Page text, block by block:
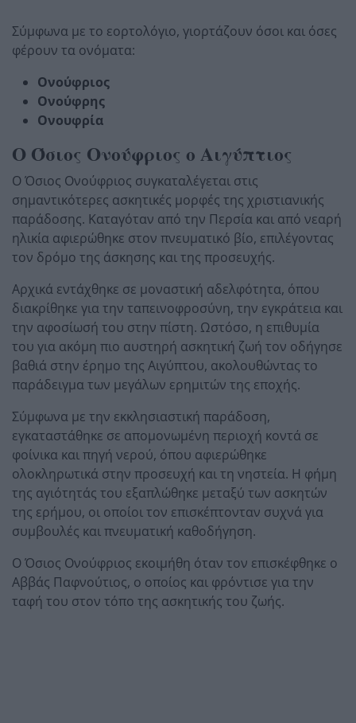
Σύμφωνα με το εορτολόγιο, γιορτάζουν όσοι και όσες
φέρουν τα ονόματα:
Ονούφριος
Ονούφρης
Ονουφρία
Ο Όσιος Ονούφριος ο Αιγύπτιος
Ο Όσιος Ονούφριος συγκαταλέγεται στις
σημαντικότερες ασκητικές μορφές της χριστιανικής
παράδοσης. Καταγόταν από την Περσία και από νεαρή
ηλικία αφιερώθηκε στον πνευματικό βίο, επιλέγοντας
τον δρόμο της άσκησης και της προσευχής.
Αρχικά εντάχθηκε σε μοναστική αδελφότητα, όπου
διακρίθηκε για την ταπεινοφροσύνη, την εγκράτεια και
την αφοσίωσή του στην πίστη. Ωστόσο, η επιθυμία
του για ακόμη πιο αυστηρή ασκητική ζωή τον οδήγησε
βαθιά στην έρημο της Αιγύπτου, ακολουθώντας το
παράδειγμα των μεγάλων ερημιτών της εποχής.
Σύμφωνα με την εκκλησιαστική παράδοση,
εγκαταστάθηκε σε απομονωμένη περιοχή κοντά σε
φοίνικα και πηγή νερού, όπου αφιερώθηκε
ολοκληρωτικά στην προσευχή και τη νηστεία. Η φήμη
της αγιότητάς του εξαπλώθηκε μεταξύ των ασκητών
της ερήμου, οι οποίοι τον επισκέπτονταν συχνά για
συμβουλές και πνευματική καθοδήγηση.
Ο Όσιος Ονούφριος εκοιμήθη όταν τον επισκέφθηκε ο
Αββάς Παφνούτιος, ο οποίος και φρόντισε για την
ταφή του στον τόπο της ασκητικής του ζωής.